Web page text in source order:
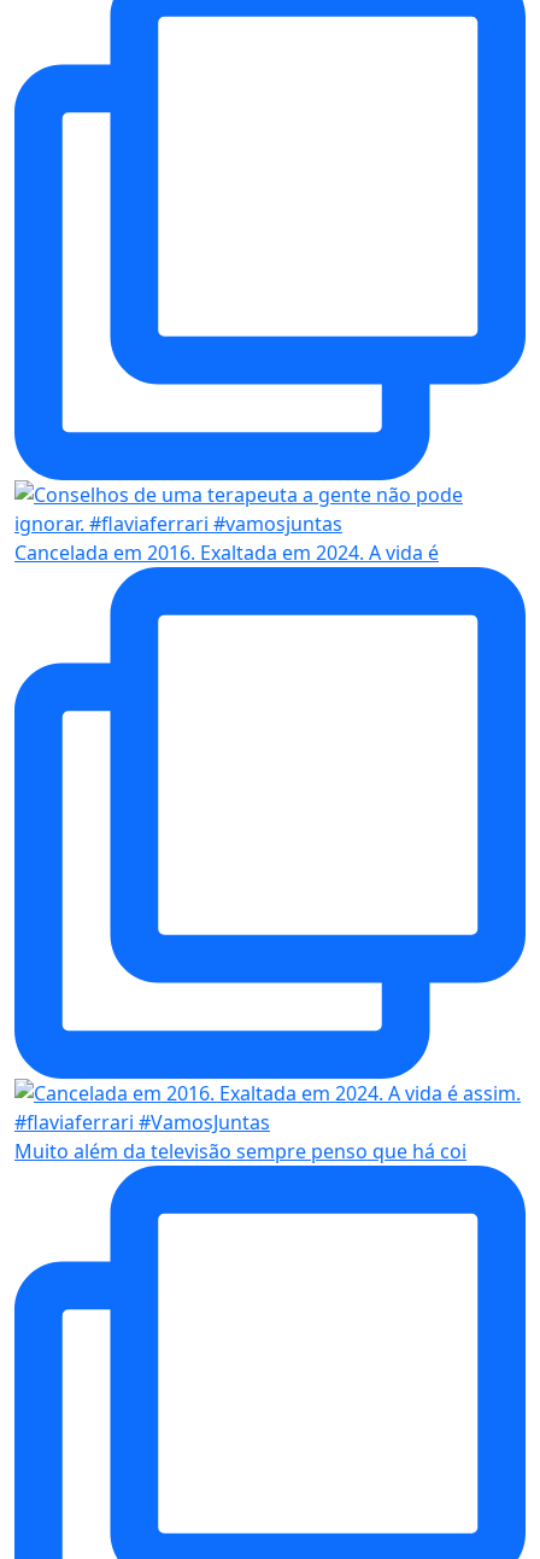
Cancelada em 2016. Exaltada em 2024. A vida é
Muito além da televisão sempre penso que há coi